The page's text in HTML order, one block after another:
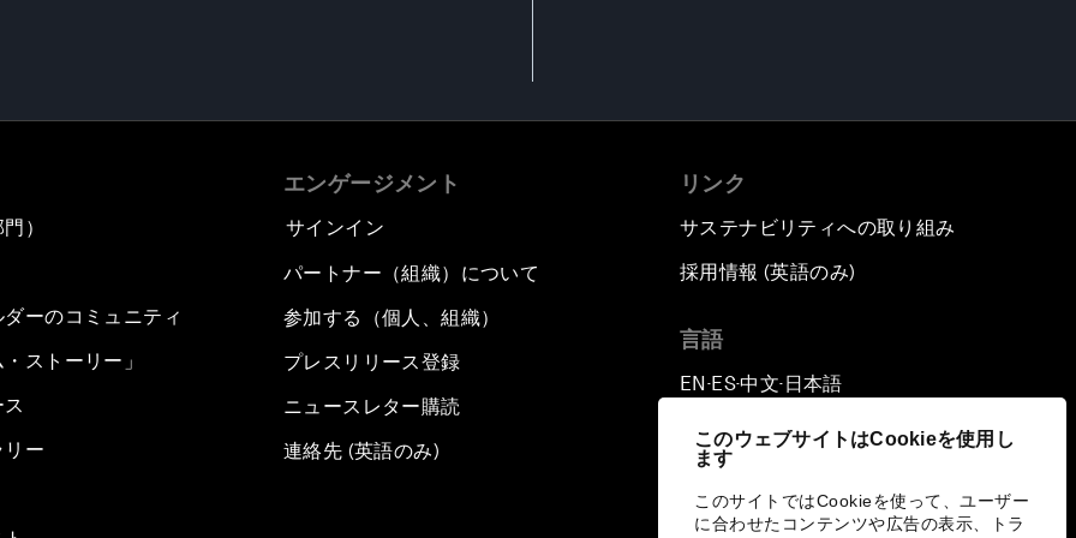
このウェブサイトはCookieを使用し
ます
このサイトではCookieを使って、ユーザー
に合わせたコンテンツや広告の表示、トラ
）
ーのコミュニティ
ストーリー」
ー
エンゲージメント
サインイン
パートナー（組織）について
参加する（個人、組織）
プレスリリース登録
ニュースレター購読
連絡先 (英語のみ)
リンク
サステナビリティへの取り組み
採用情報 (英語のみ)
言語
EN ▪ES▪中文▪ 日本語